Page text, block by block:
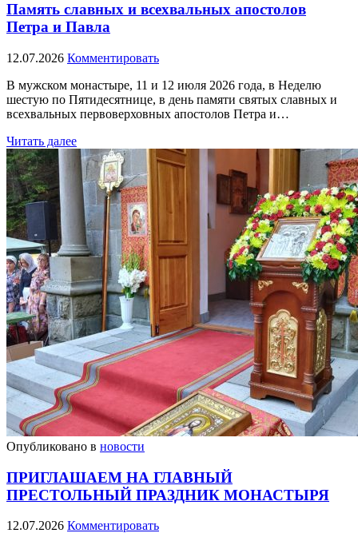
Память славных и всехвальных апостолов
Петра и Павла
12.07.2026 Комментировать
В мужском монастыре, 11 и 12 июля 2026 года, в Неделю
шестую по Пятидесятнице, в день памяти святых славных и
всехвальных первоверховных апостолов Петра и…
Читать далее
Опубликовано в новости
ПРИГЛАШАЕМ НА ГЛАВНЫЙ
ПРЕСТОЛЬНЫЙ ПРАЗДНИК МОНАСТЫРЯ
12.07.2026 Комментировать